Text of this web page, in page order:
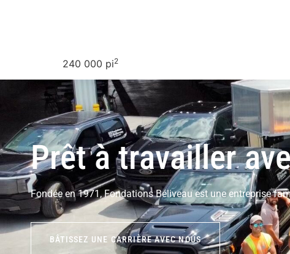
240 000 pi2
Prêt à travailler
Fondée en 1971, Fondations Béliveau est une entreprise
BÂTISSEZ UNE CARRIÈRE AVEC NOUS